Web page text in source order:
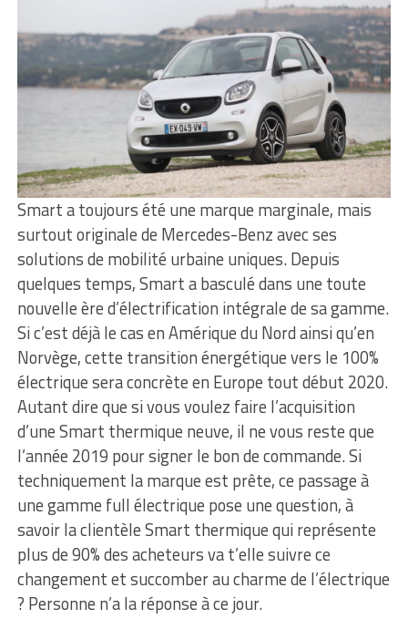
Smart a toujours été une marque marginale, mais
surtout originale de Mercedes-Benz avec ses
solutions de mobilité urbaine uniques. Depuis
quelques temps, Smart a basculé dans une toute
nouvelle ère d’électrification intégrale de sa gamme.
Si c’est déjà le cas en Amérique du Nord ainsi qu’en
Norvège, cette transition énergétique vers le 100%
électrique sera concrète en Europe tout début 2020.
Autant dire que si vous voulez faire l’acquisition
d’une Smart thermique neuve, il ne vous reste que
l’année 2019 pour signer le bon de commande. Si
techniquement la marque est prête, ce passage à
une gamme full électrique pose une question, à
savoir la clientèle Smart thermique qui représente
plus de 90% des acheteurs va t’elle suivre ce
changement et succomber au charme de l’électrique
? Personne n’a la réponse à ce jour.